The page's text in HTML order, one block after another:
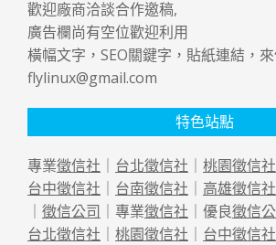
歡迎廠商洽談合作邀稿,
廣告欄尚有空位歡迎利用
橫幅文字，SEO關鍵字，貼紙連結，來
flylinux@gmail.com
特色站點
專業徵信社 ｜ 台北徵信社 ｜ 桃園徵信社
台中徵信社 ｜ 台南徵信社 ｜ 高雄徵信社
｜ 徵信公司 ｜專業徵信社 ｜優良徵信
台北徵信社 ｜ 桃園徵信社 ｜ 台中徵信社